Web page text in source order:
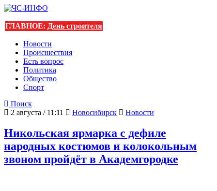
ГЛАВНОЕ: День строителя
Новости
Происшествия
Есть вопрос
Политика
Общество
Спорт
Поиск
2 августа / 11:11
Новосибирск Новости
Никольская ярмарка с дефиле
народных костюмов и колокольным
звоном пройдёт в Академгородке